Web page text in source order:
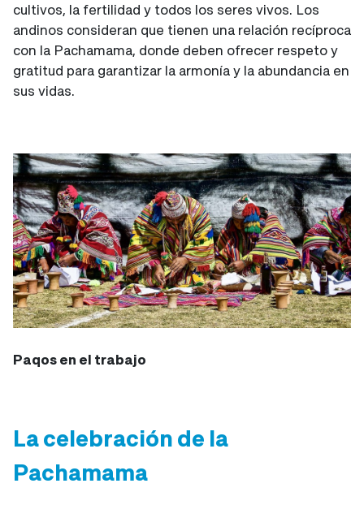
cultivos, la fertilidad y todos los seres vivos. Los
andinos consideran que tienen una relación recíproca
con la Pachamama, donde deben ofrecer respeto y
gratitud para garantizar la armonía y la abundancia en
sus vidas.
Paqos en el trabajo
La celebración de la
Pachamama